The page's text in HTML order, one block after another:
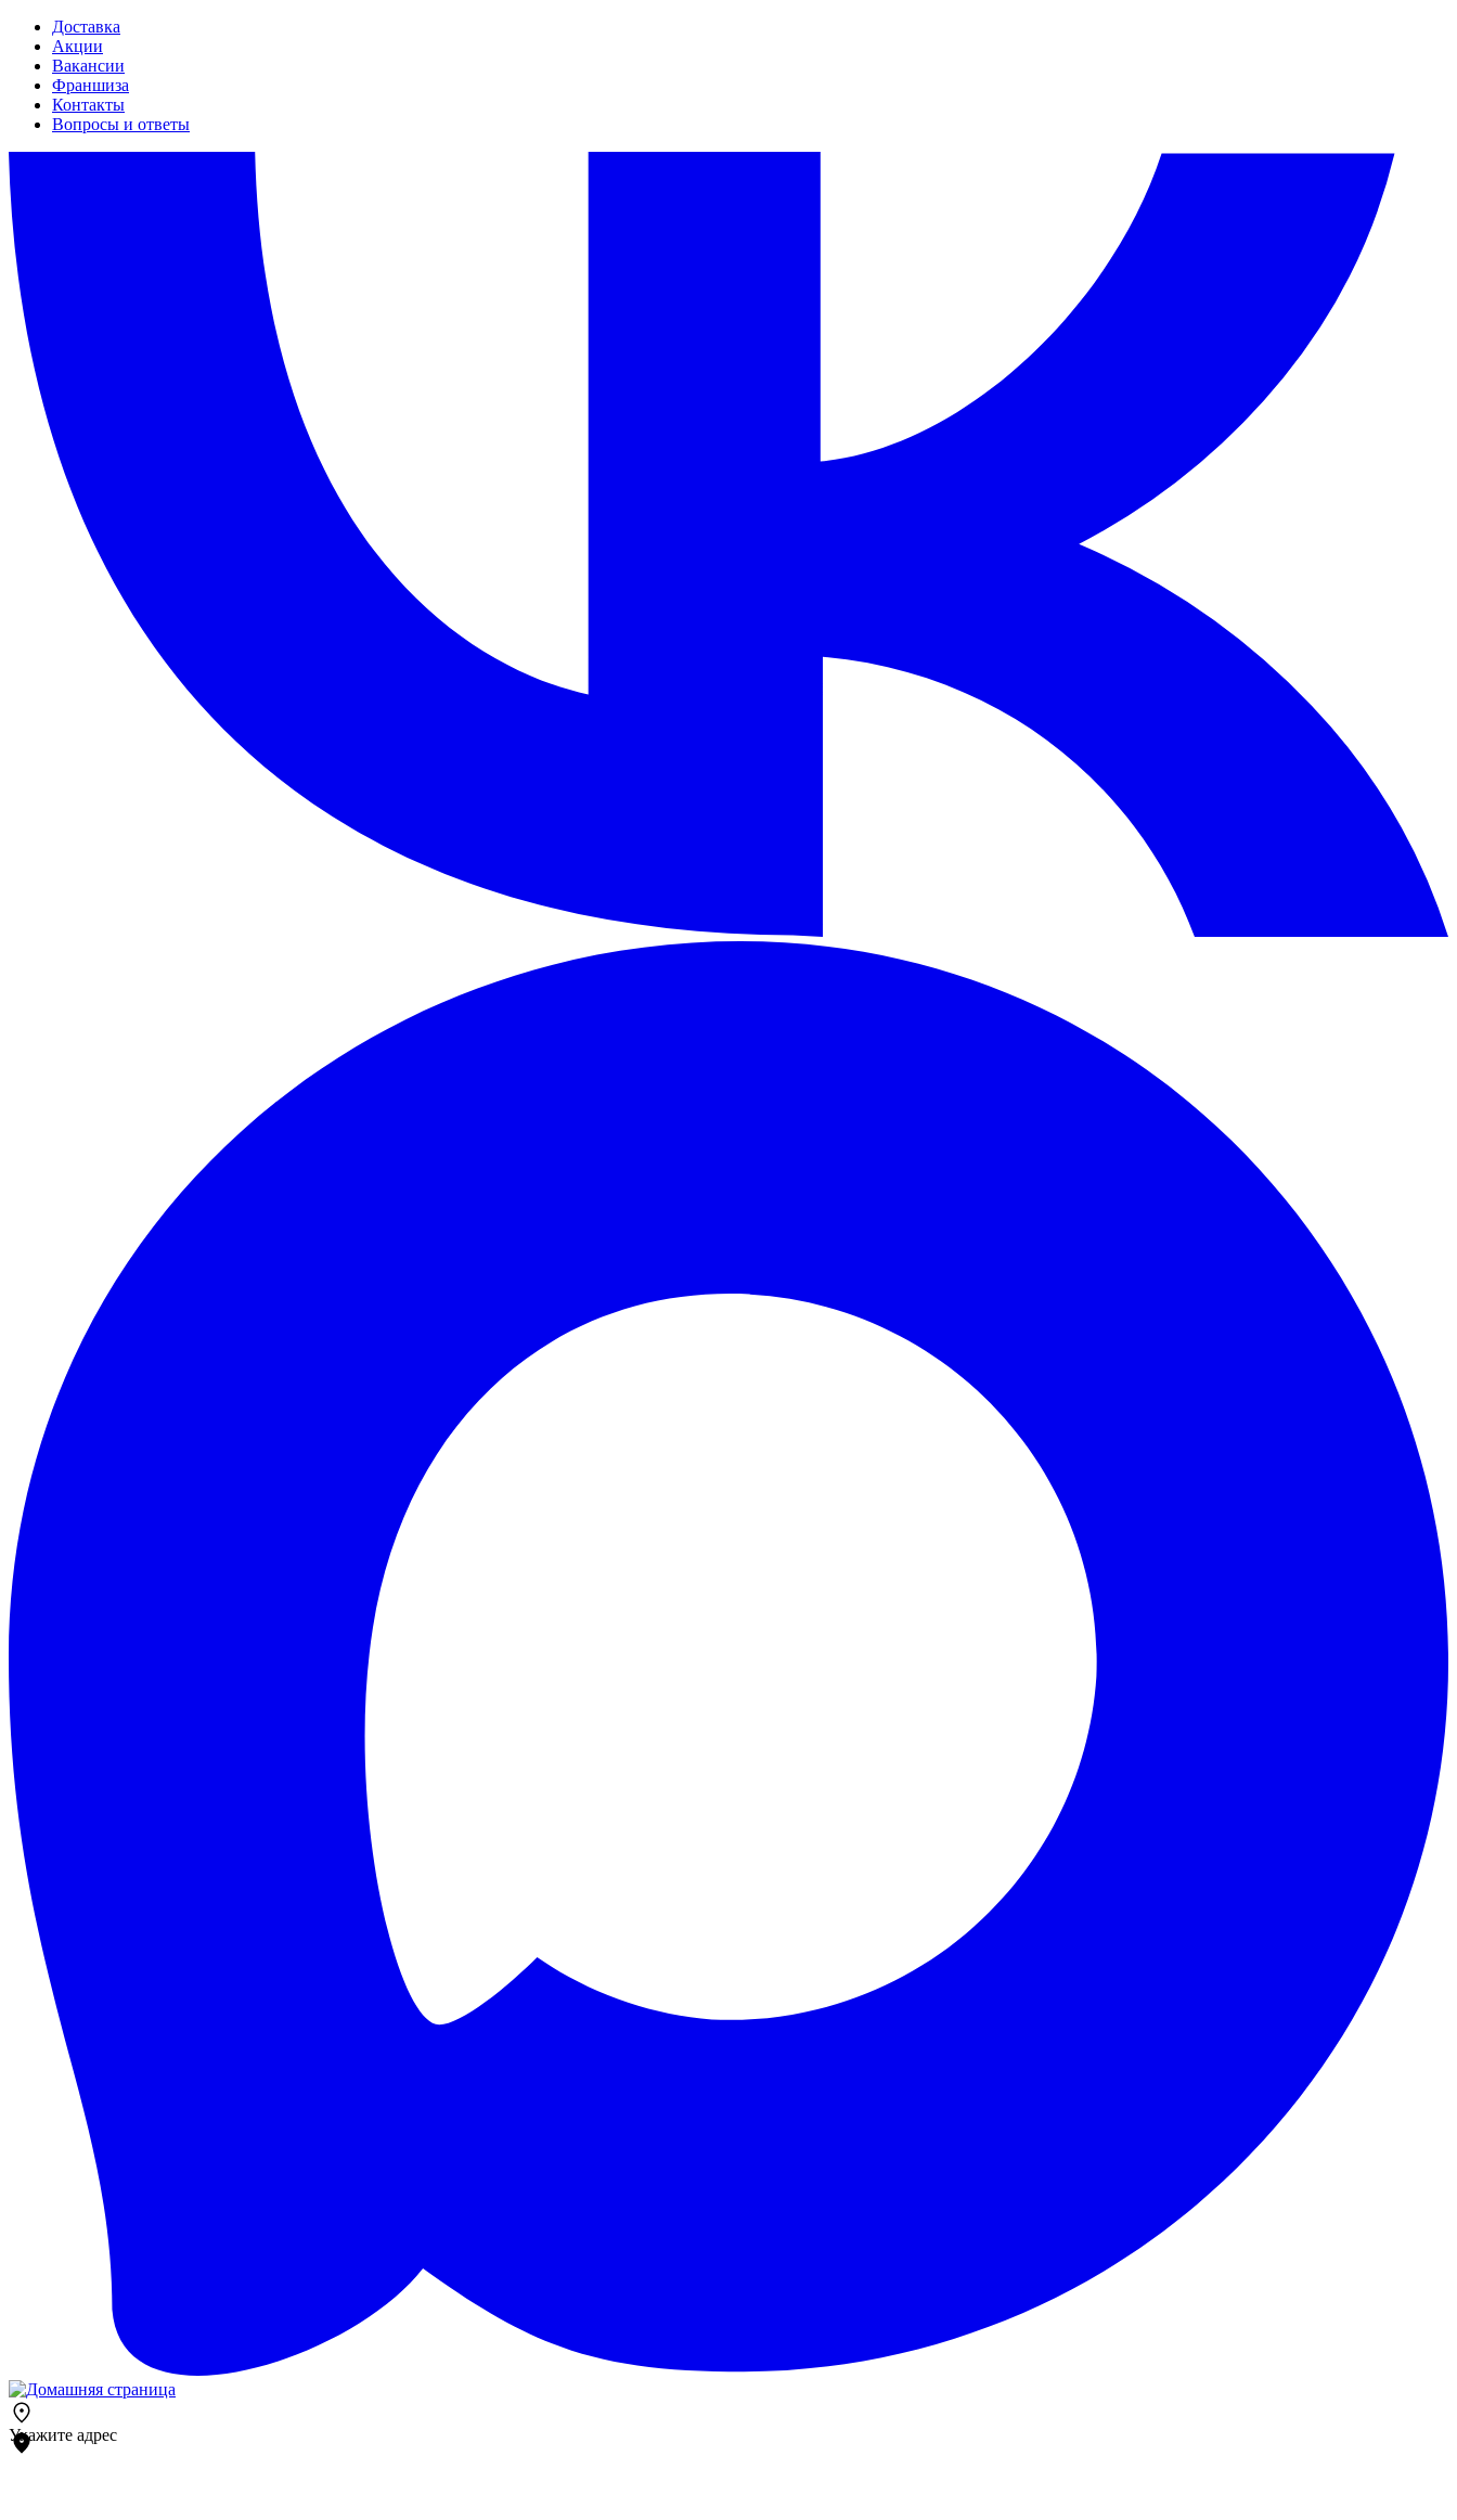
Доставка
Акции
Вакансии
Франшиза
Контакты
Вопросы и ответы
Укажите адрес